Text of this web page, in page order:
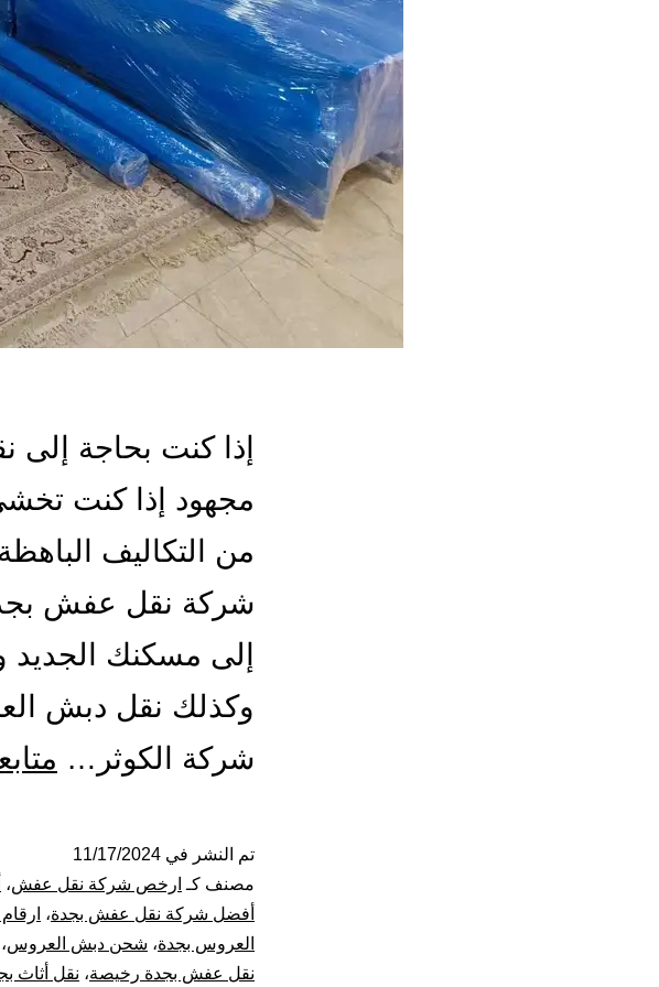
إذا كنت بحاجة
مجهود إذا كنت
من التكاليف
شركة نقل عفش
إلى مسكنك الجديد
وكذلك نقل دبش
شركة الكوثر…
تم النشر في 11/17/2024
مصنف كـ ارخص شركة نقل عفش،
أفضل شركة نقل عفش بجدة،
العروس بجدة، شحن دبش العروس،
نقل عفش بجدة رخيصة، نقل أثاث